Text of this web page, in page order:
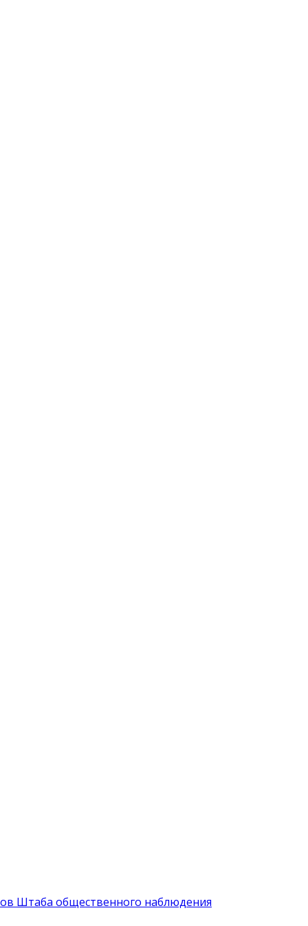
Штаба общественного наблюдения